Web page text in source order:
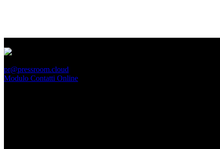
pr@pressroom.cloud
Modulo Contatti Online